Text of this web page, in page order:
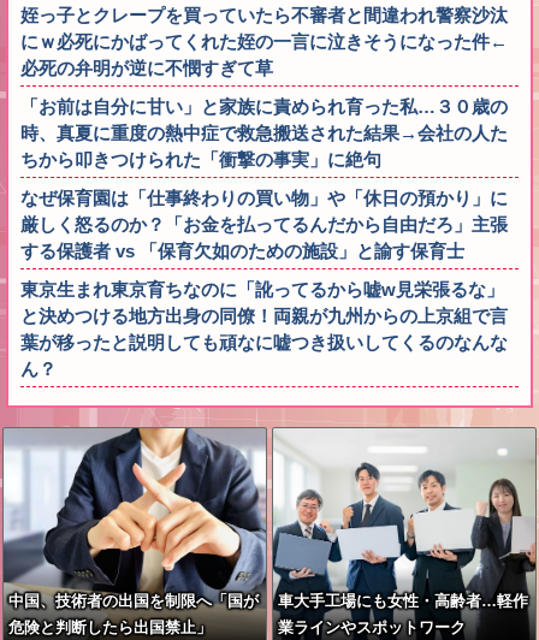
姪っ子とクレープを買っていたら不審者と間違われ警察沙汰
にｗ必死にかばってくれた姪の一言に泣きそうになった件←
必死の弁明が逆に不憫すぎて草
「お前は自分に甘い」と家族に責められ育った私…３０歳の
時、真夏に重度の熱中症で救急搬送された結果→会社の人た
ちから叩きつけられた「衝撃の事実」に絶句
なぜ保育園は「仕事終わりの買い物」や「休日の預かり」に
厳しく怒るのか？「お金を払ってるんだから自由だろ」主張
する保護者 vs 「保育欠如のための施設」と諭す保育士
東京生まれ東京育ちなのに「訛ってるから嘘w見栄張るな」
と決めつける地方出身の同僚！両親が九州からの上京組で言
葉が移ったと説明しても頑なに嘘つき扱いしてくるのなんな
ん？
中国、技術者の出国を制限へ「国が
危険と判断したら出国禁止」
車大手工場にも女性・高齢者…軽作
業ラインやスポットワーク